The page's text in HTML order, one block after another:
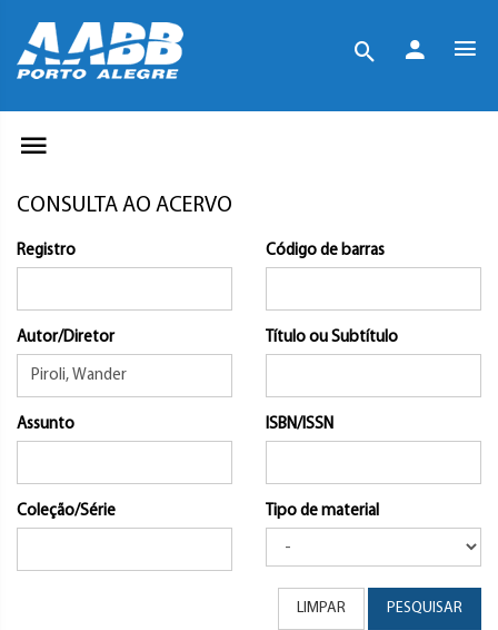
CONSULTA AO ACERVO
Registro Código de barras
Autor/Diretor Título ou Subtítulo
Assunto ISBN/ISSN
Coleção/Série Tipo de material
LIMPAR PESQUISAR